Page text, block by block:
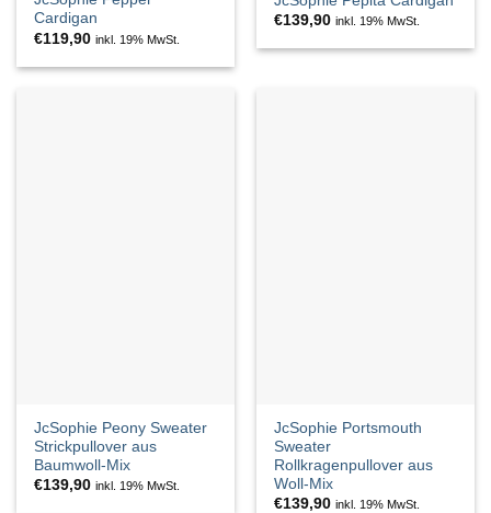
Cardigan
€119,90 inkl. 19% MwSt.
€139,90 inkl. 19% MwSt.
JcSophie Peony Sweater
Strickpullover aus
Baumwoll-Mix
€139,90 inkl. 19% MwSt.
JcSophie Portsmouth
Sweater
Rollkragenpullover aus
Woll-Mix
€139,90 inkl. 19% MwSt.